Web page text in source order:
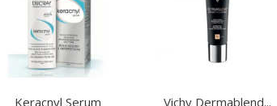
Keracnyl Serum Vichy Dermablend...